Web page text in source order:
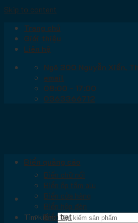
Skip to content
Trang chủ
Giới thiệu
Liên hệ
Ngõ 300 Nguyễn Xiển,
email
08:00 - 17:00
0363366712
Tìm kiếm:
Biển quảng cáo
Biển chữ nổi
Biển ốp tấm alu
Biển cửa hàng
Biển hộp đèn
Biển bạt